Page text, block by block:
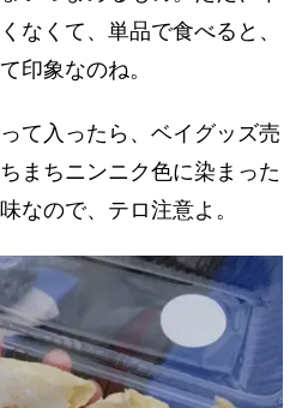
なくて、単品で食べると、
印象なのね。
て入ったら、ベイグッズ売
まちニンニク色に染まった
なので、テロ注意よ。